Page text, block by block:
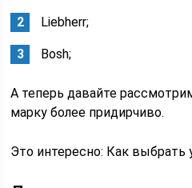
Liebherr;
Bosh;
А теперь давайте
марку более придирчиво.
Это интересно: Как выбрать